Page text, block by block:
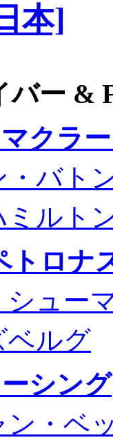
本]
バー &
クラ
・バト
ミルト
トロナ
シュー
ベルグ
シング
ン・ベ